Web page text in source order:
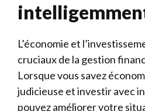
L’économie et
cruciaux de la gestion
Lorsque vous savez
judicieuse et investir avec
pouvez améliorer votre